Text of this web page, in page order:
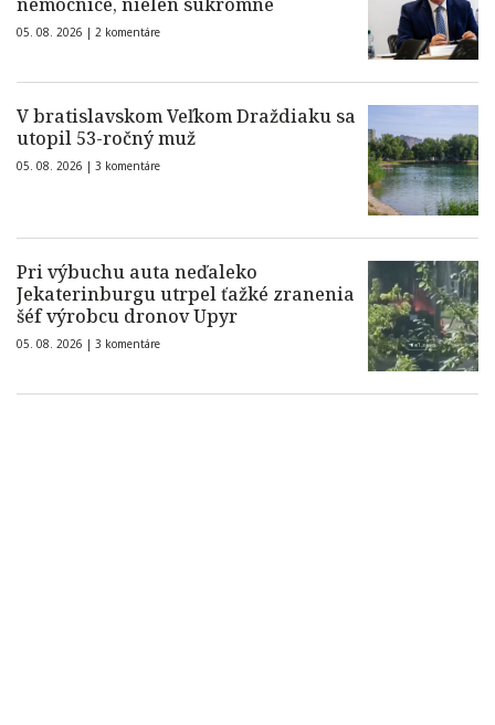
05. 08. 2026 | 2 komentáre
V bratislavskom Veľkom Draždiaku sa
utopil 53-ročný muž
05. 08. 2026 | 3 komentáre
Pri výbuchu auta neďaleko
Jekaterinburgu utrpel ťažké zranenia
šéf výrobcu dronov Upyr
05. 08. 2026 | 3 komentáre